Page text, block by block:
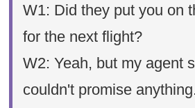
W1: Did they put you on
for the next flight?
W2: Yeah, but my agent
couldn't promise